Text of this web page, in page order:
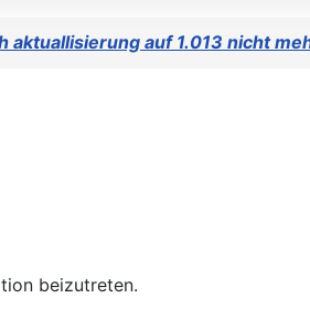
aktuallisierung auf 1.013 nicht
beizutreten.